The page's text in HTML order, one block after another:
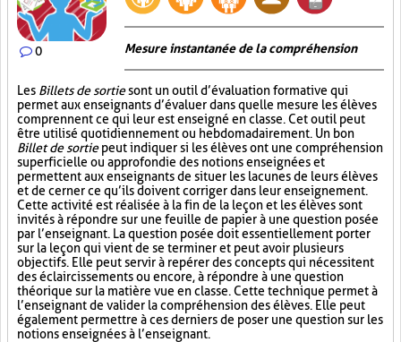
0 Mesure instantanée de la compréhension
Les Billets de sortiesont un outil d’évaluation formative qui
permet aux enseignants d’évaluer dans quelle mesure les élèves
comprennent ce qui leur est enseigné en classe. Cet outil peut
être utilisé quotidiennement ou hebdomadairement. Un bon
Billet de sortiepeut indiquer si les élèves ont une compréhension
superficielle ou approfondie des notions enseignées et
permettent aux enseignants de situer les lacunes de leurs élèves
et de cerner ce qu’ils doivent corriger dans leur enseignement.
Cette activité est réalisée à la fin de la leçon et les élèves sont
invités à répondre sur une feuille de papier à une question posée
par l’enseignant. La question posée doit essentiellement porter
sur la leçon qui vient de se terminer et peut avoir plusieurs
objectifs. Elle peut servir à repérer des concepts qui nécessitent
des éclaircissements ou encore, à répondre à une question
théorique sur la matière vue en classe. Cette technique permet à
l’enseignant de valider la compréhension des élèves. Elle peut
également permettre à ces derniers de poser une question sur les
notions enseignées à l’enseignant.